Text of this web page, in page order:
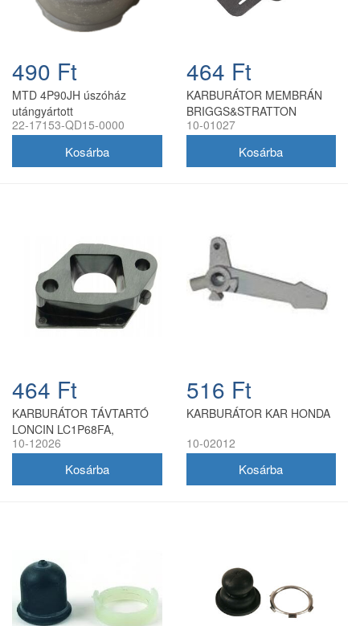
490 Ft
MTD 4P90JH úszóház
utángyártott
22-17153-QD15-0000
464 Ft
KARBURÁTOR MEMBRÁN
BRIGGS&STRATTON
270026
10-01027
464 Ft
KARBURÁTOR TÁVTARTÓ
LONCIN LC1P68FA,
LC1P70FA
10-12026
516 Ft
KARBURÁTOR KAR HONDA
10-02012